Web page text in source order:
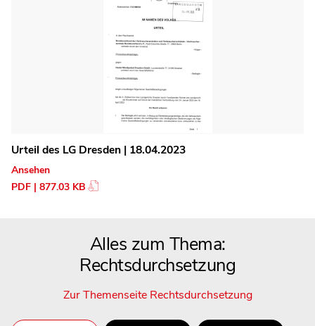
Urteil des LG Dresden | 18.04.2023
Ansehen
PDF | 877.03 KB
Alles zum Thema:
Rechtsdurchsetzung
Zur Themenseite Rechtsdurchsetzung